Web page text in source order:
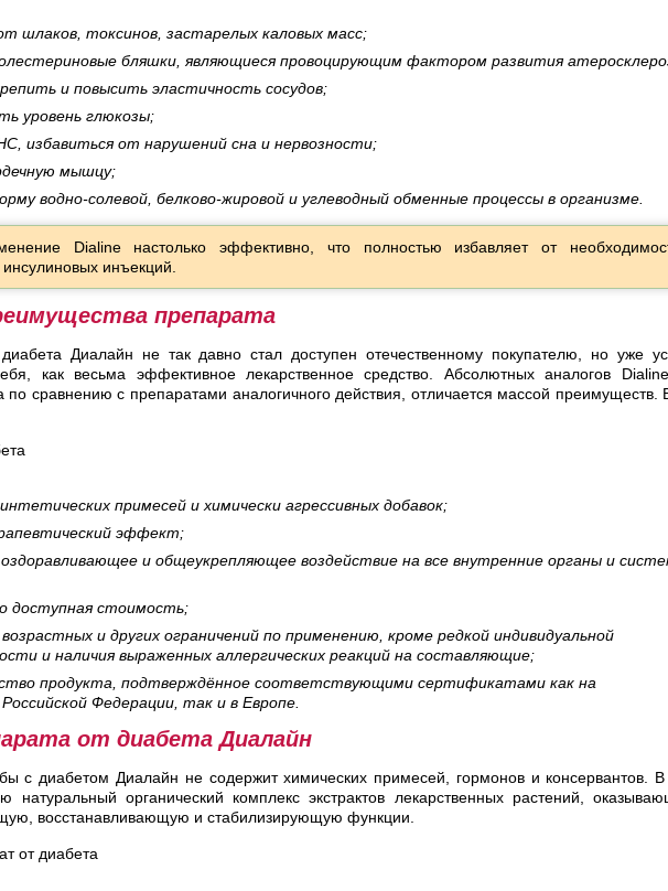
шлаков, токсинов, застарелых каловых масс;
бляшки, являющиеся провоцирующим фактором развития
и повысить эластичность сосудов;
уровень глюкозы;
избавиться от нарушений сна и нервозности;
мышцу;
водно-солевой, белково-жировой и углеводный обменные процессы в организме.
Dialine настолько эффективно, что полностью избавляет от
инъекций.
препарата
Диалайн не так давно стал доступен отечественному покупателю, но уже
как весьма эффективное лекарственное средство. Абсолютных аналогов
по сравнению с препаратами аналогичного действия, отличается массой преимуществ.
примесей и химически агрессивных добавок;
эффект;
и общеукрепляющее воздействие на все внутренние органы и
доступная стоимость;
и других ограничений по применению, кроме редкой индивидуальной
и наличия выраженных аллергических реакций на составляющие;
продукта, подтверждённое соответствующими сертификатами как на
Федерации, так и в Европе.
от диабета Диалайн
с диабетом Диалайн не содержит химических примесей, гормонов и консервантов. В
натуральный органический комплекс экстрактов лекарственных растений,
восстанавливающую и стабилизирующую функции.